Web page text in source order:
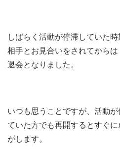
しばらく活動が停滞していた
相手とお見合いをされてから
退会となりました。
いつも思うことですが、活動
ていた方でも再開するとすぐ
がします。